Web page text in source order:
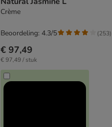
Crème
€ 97,49
€ 97,49 / stuk
Beoordeling: 4.3/5 (253)